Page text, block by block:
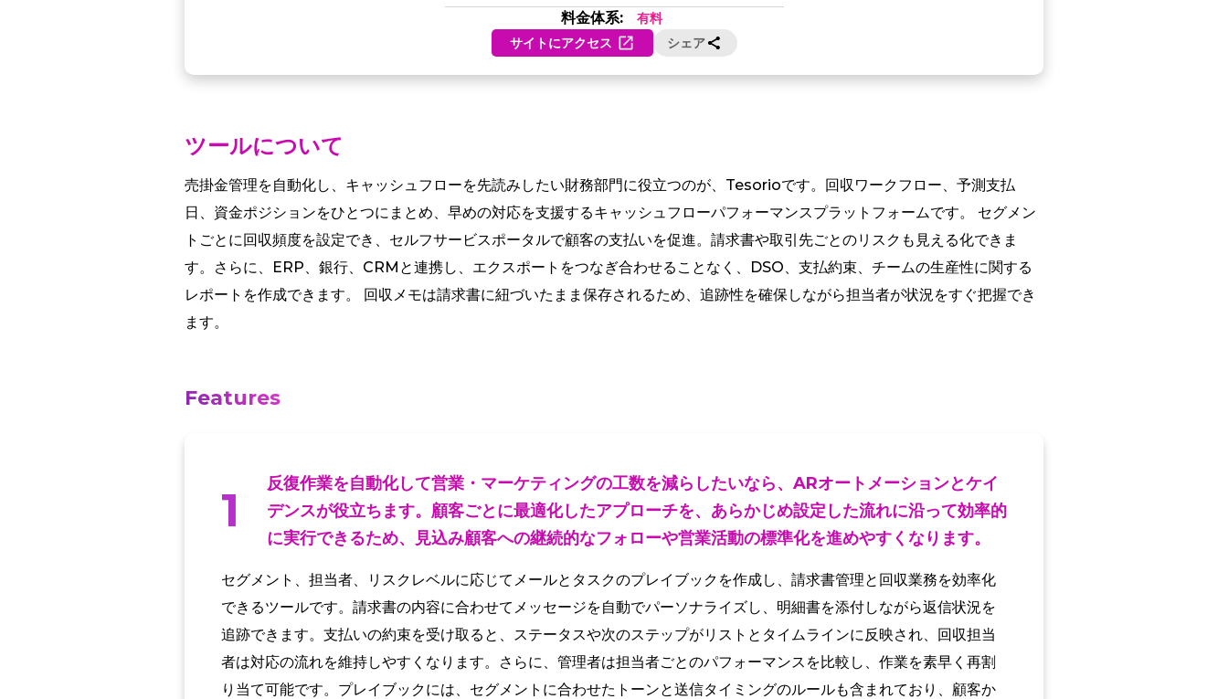
料金体系: 有料
サイトにアクセス シェア
ツールについて
売掛金管理を自動化し、キャッシュフローを先読みしたい財務部門に役立つのが、Tesorioです。回収ワークフロー、予測支払
日、資金ポジションをひとつにまとめ、早めの対応を支援するキャッシュフローパフォーマンスプラットフォームです。 セグメン
トごとに回収頻度を設定でき、セルフサービスポータルで顧客の支払いを促進。請求書や取引先ごとのリスクも見える化できま
す。さらに、ERP、銀行、CRMと連携し、エクスポートをつなぎ合わせることなく、DSO、支払約束、チームの生産性に関する
レポートを作成できます。 回収メモは請求書に紐づいたまま保存されるため、追跡性を確保しながら担当者が状況をすぐ把握でき
ます。
Features
1
反復作業を自動化して営業・マーケティングの工数を減らしたいなら、ARオートメーションとケイ
デンスが役立ちます。顧客ごとに最適化したアプローチを、あらかじめ設定した流れに沿って効率的
に実行できるため、見込み顧客への継続的なフォローや営業活動の標準化を進めやすくなります。
セグメント、担当者、リスクレベルに応じてメールとタスクのプレイブックを作成し、請求書管理と回収業務を効率化
できるツールです。請求書の内容に合わせてメッセージを自動でパーソナライズし、明細書を添付しながら返信状況を
追跡できます。支払いの約束を受け取ると、ステータスや次のステップがリストとタイムラインに反映され、回収担当
者は対応の流れを維持しやすくなります。さらに、管理者は担当者ごとのパフォーマンスを比較し、作業を素早く再割
り当て可能です。プレイブックには、セグメントに合わせたトーンと送信タイミングのルールも含まれており、顧客か